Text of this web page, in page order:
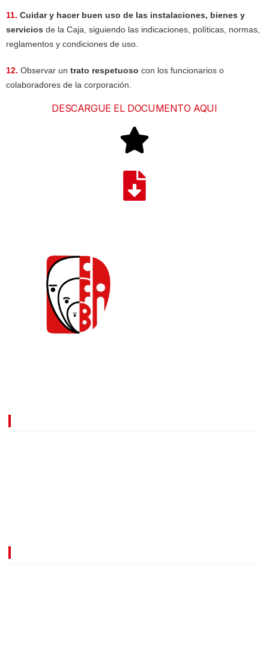
11. Cuidar y hacer buen uso de las instalaciones, bienes y
servicios de la Caja, siguiendo las indicaciones, políticas, normas,
reglamentos y condiciones de uso.
12. Observar un trato respetuoso con los funcionarios o
colaboradores de la corporación.
DESCARGUE EL DOCUMENTO AQUI